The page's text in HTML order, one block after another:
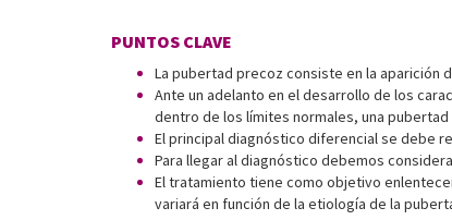
PUNTOS CLAVE
La pubertad precoz consiste en la aparición
Ante un adelanto en el desarrollo de los
dentro de los límites normales, una
El principal diagnóstico diferencial se debe
Para llegar al diagnóstico debemos
El tratamiento tiene como objetivo
variará en función de la etiología de la